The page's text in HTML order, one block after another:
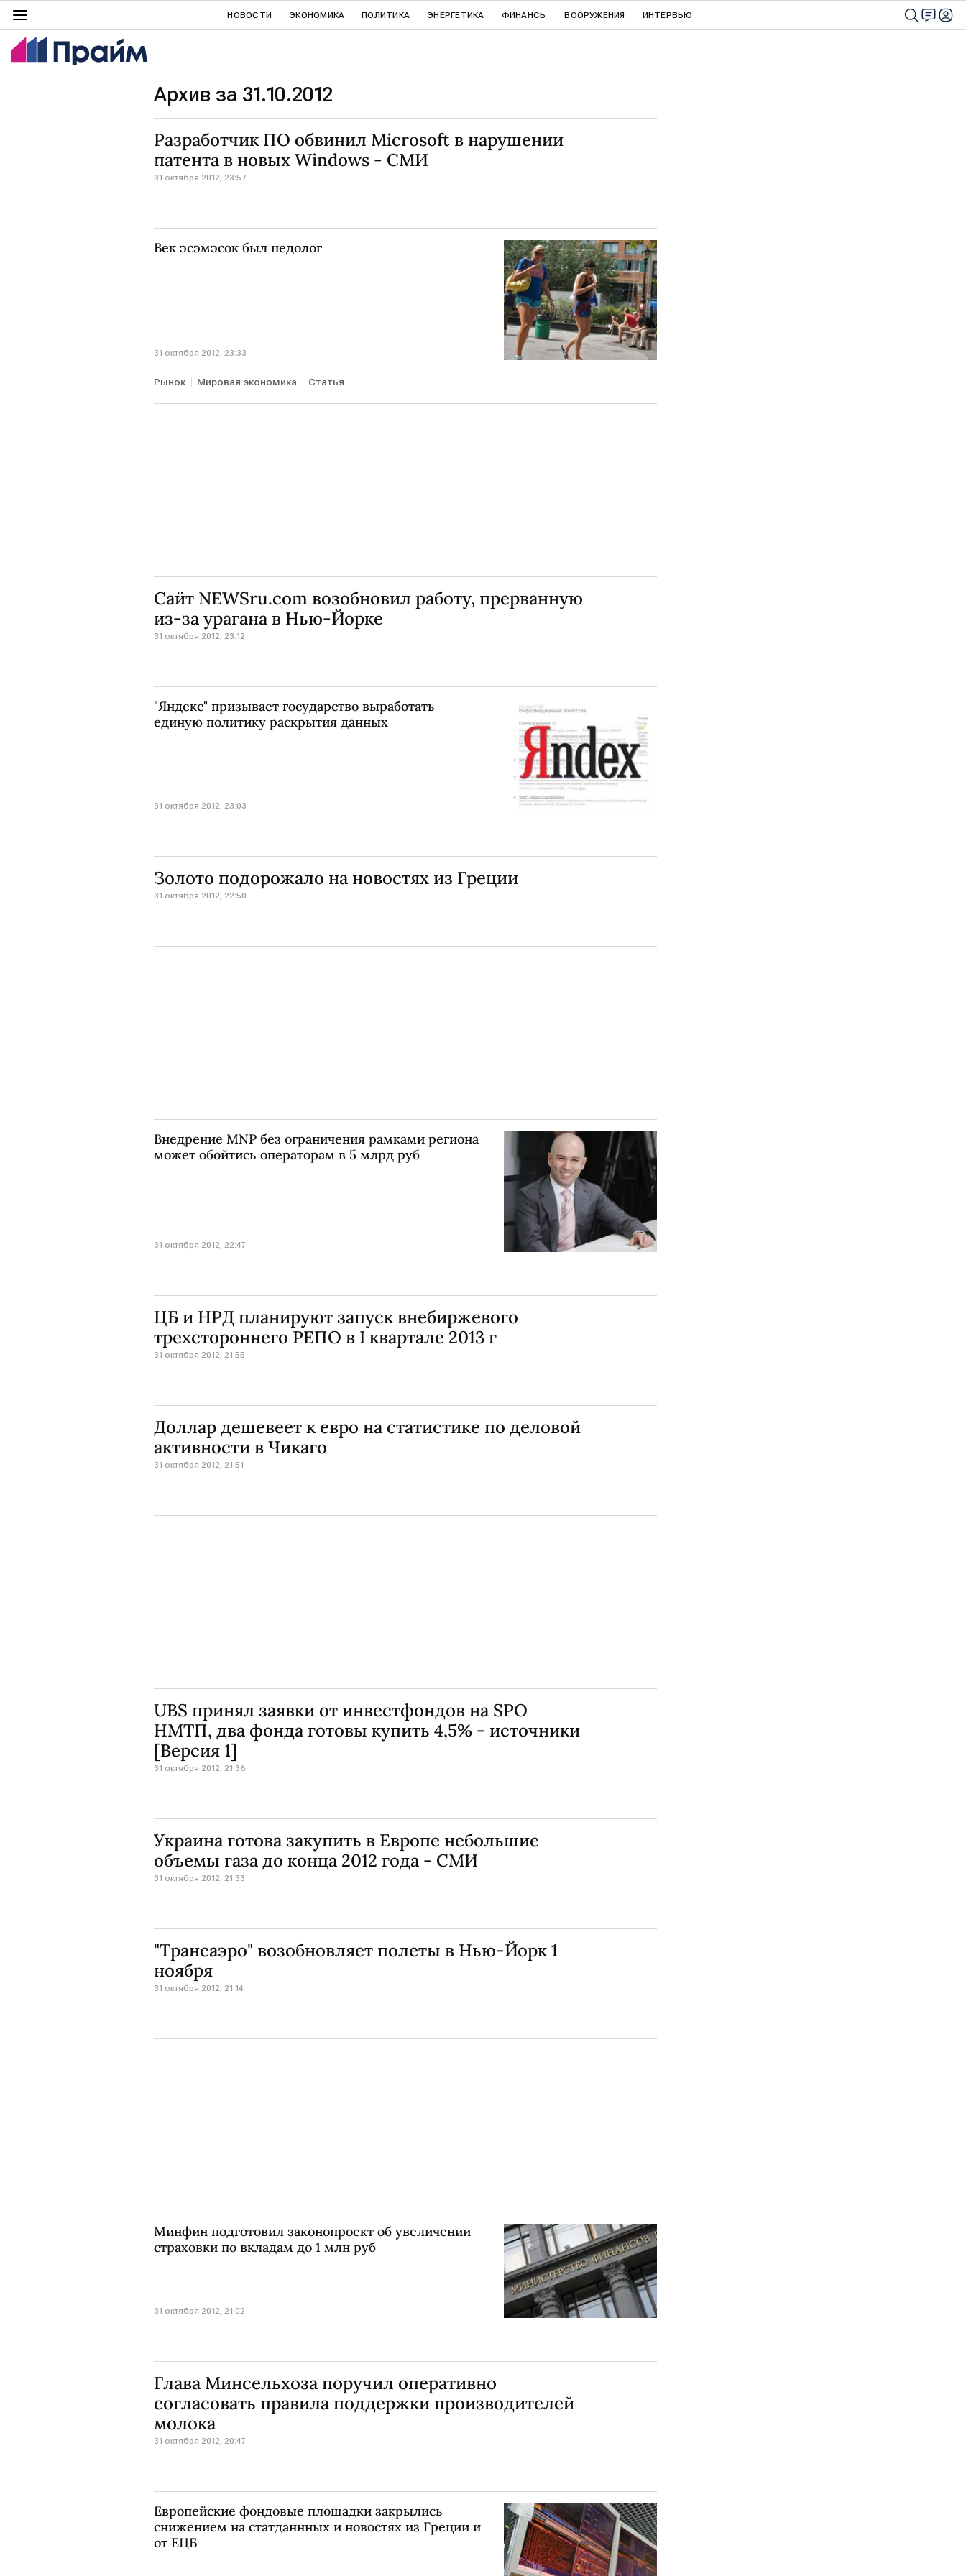
НОВОСТИ ЭКОНОМИКА ПОЛИТИКА ЭНЕРГЕТИКА ФИНАНСЫ ВООРУЖЕНИЯ ИНТЕРВЬЮ
Архив за 31.10.2012
Разработчик ПО обвинил Microsoft в нарушении
патента в новых Windows - СМИ
31 октября 2012, 23:57
Век эсэмэсок был недолог
31 октября 2012, 23:33
Рынок Мировая экономика Статья
Сайт NEWSru.com возобновил работу, прерванную
из-за урагана в Нью-Йорке
31 октября 2012, 23:12
"Яндекс" призывает государство выработать
единую политику раскрытия данных
31 октября 2012, 23:03
Золото подорожало на новостях из Греции
31 октября 2012, 22:50
Внедрение MNP без ограничения рамками региона
может обойтись операторам в 5 млрд руб
31 октября 2012, 22:47
ЦБ и НРД планируют запуск внебиржевого
трехстороннего РЕПО в I квартале 2013 г
31 октября 2012, 21:55
Доллар дешевеет к евро на статистике по деловой
активности в Чикаго
31 октября 2012, 21:51
UBS принял заявки от инвестфондов на SPO
НМТП, два фонда готовы купить 4,5% - источники
[Версия 1]
31 октября 2012, 21:36
Украина готова закупить в Европе небольшие
объемы газа до конца 2012 года - СМИ
31 октября 2012, 21:33
"Трансаэро" возобновляет полеты в Нью-Йорк 1
ноября
31 октября 2012, 21:14
Минфин подготовил законопроект об увеличении
страховки по вкладам до 1 млн руб
31 октября 2012, 21:02
Глава Минсельхоза поручил оперативно
согласовать правила поддержки производителей
молока
31 октября 2012, 20:47
Европейские фондовые площадки закрылись
снижением на статданнных и новостях из Греции и
от ЕЦБ